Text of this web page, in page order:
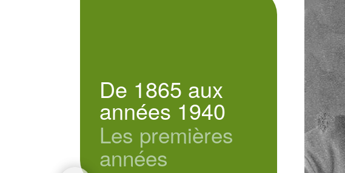
De 1865 aux
années 1940
Les premières
années